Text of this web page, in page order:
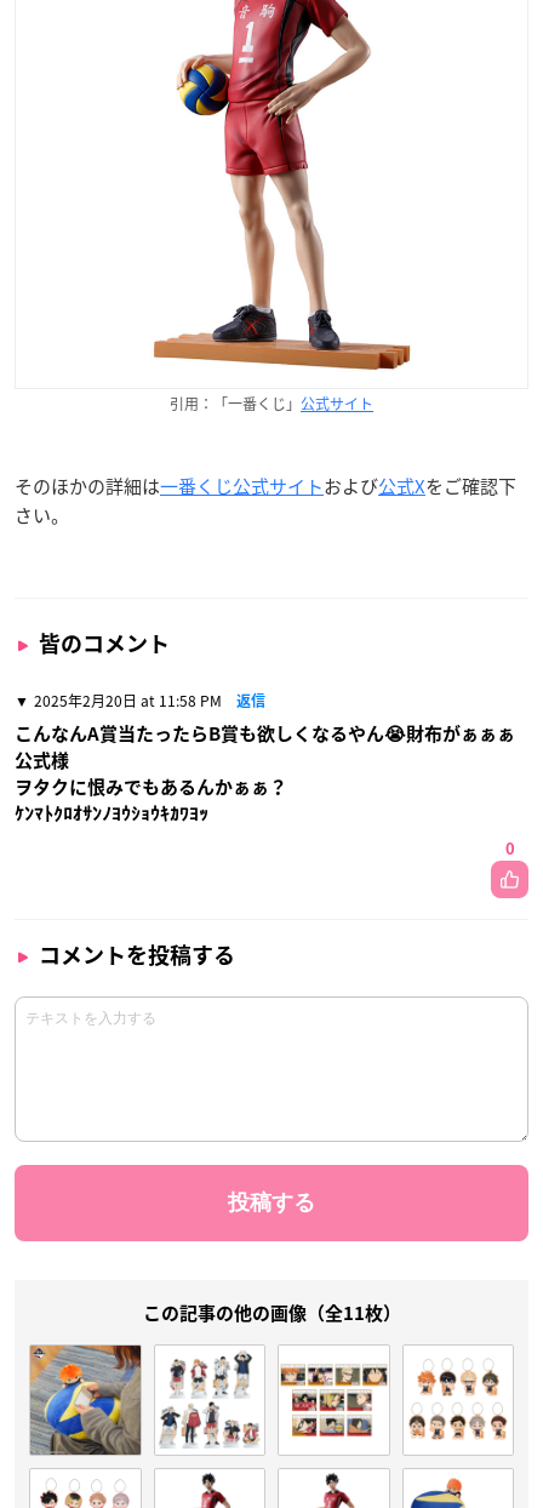
引用：「一番くじ」 公式サイト
そのほかの詳細は一番くじ公式サイトおよび公式Xをご確認下
さい。
皆のコメント
2025年2月20日 at 11:58 PM 返信
こんなんA賞当たったらB賞も欲しくなるやん😭財布がぁぁぁ
公式様
ヲタクに恨みでもあるんかぁぁ？
ｹﾝﾏﾄｸﾛｵｻﾝﾉﾖｳｼｮｳｷｶﾜﾖｯ
0
コメントを投稿する
この記事の他の画像（全11枚）